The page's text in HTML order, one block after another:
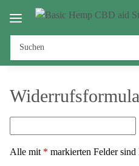
Alle mit * markierten Felder